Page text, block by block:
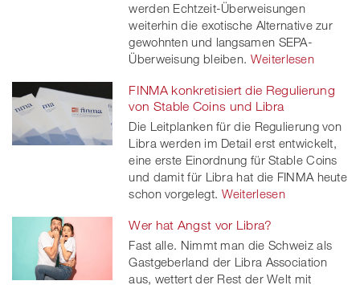
werden Echtzeit-Überweisungen
weiterhin die exotische Alternative zur
gewohnten und langsamen SEPA-
Überweisung bleiben. Weiterlesen
FINMA konkretisiert die Regulierung
von Stable Coins und Libra
Die Leitplanken für die Regulierung von
Libra werden im Detail erst entwickelt,
eine erste Einordnung für Stable Coins
und damit für Libra hat die FINMA heute
schon vorgelegt. Weiterlesen
Wer hat Angst vor Libra?
Fast alle. Nimmt man die Schweiz als
Gastgeberland der Libra Association
aus, wettert der Rest der Welt mit